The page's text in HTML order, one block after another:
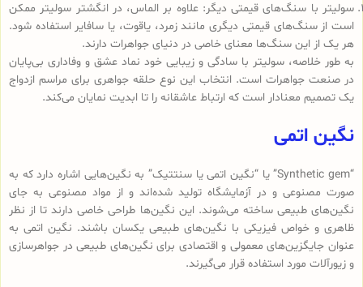
سولیتر با سنگ‌های قیمتی دیگر: علاوه بر الماس، در انگشتر سولیتر ممکن
است از سنگ‌های قیمتی دیگری مانند زمرد، یاقوت، یا سافایر استفاده شود.
هر یک از این سنگ‌ها معنای خاصی در دنیای جواهرات دارند.
به طور خلاصه، سولیتر با سادگی و زیبایی خود نماد عشق و وفاداری بی‌پایان
در صنعت جواهرات است. انتخاب این نوع حلقه جواهری برای مراسم ازدواج
یک تصمیم معنادار است که ارتباط عاشقانه را تا ابدیت نمایان می‌کند.
نگین اتمی
“Synthetic gem” یا “نگین اتمی یا سنتتیک” به نگین‌هایی اشاره دارد که به
صورت مصنوعی و در آزمایشگاه تولید شده‌اند و از مواد مصنوعی به جای
نگین‌های طبیعی ساخته می‌شوند. این نگین‌ها طراحی خاصی دارند تا از نظر
ظاهری و خواص فیزیکی با نگین‌های طبیعی یکسان باشند. نگین اتمی به
عنوان جایگزین‌های معمولی و اقتصادی برای نگین‌های طبیعی در جواهرسازی
و زیورآلات مورد استفاده قرار می‌گیرند.